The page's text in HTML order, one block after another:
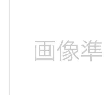
閲覧履歴